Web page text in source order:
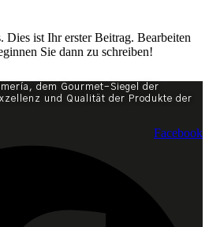
Dies ist Ihr erster Beitrag. Bearbeiten
Sie dann zu schreiben!
dem Gourmet-Siegel der
und Qualität der Produkte der
Facebook